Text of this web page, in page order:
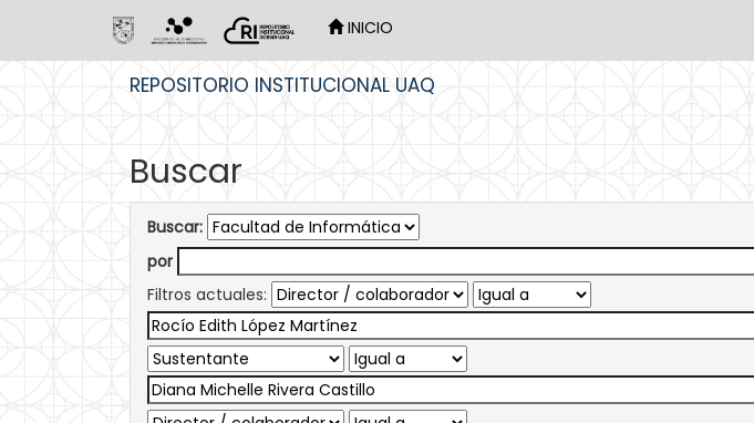
INICIO
REPOSITORIO INSTITUCIONAL UAQ
Buscar
Buscar:
por
Filtros actuales: